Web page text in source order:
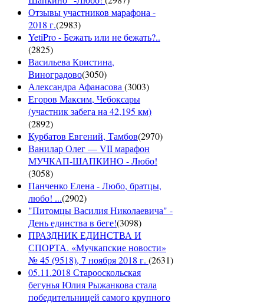
Отзывы участников марафона -
2018 г.(2983)
YetiPro - Бежать или не бежать?..
(2825)
Васильева Кристина,
Виноградово(3050)
Александра Афанасова(3003)
Егоров Максим, Чебоксары
(участник забега на 42,195 км)
(2892)
Курбатов Евгений, Тамбов(2970)
Ванилар Олег — VII марафон
МУЧКАП-ШАПКИНО - Любо!
(3058)
Панченко Елена - Любо, братцы,
любо! ...(2902)
"Питомцы Василия Николаевича" -
День единства в беге!(3098)
ПРАЗДНИК ЕДИНСТВА И
СПОРТА. «Мучкапские новости»
№ 45 (9518), 7 ноября 2018 г. (2631)
05.11.2018 Старооскольская
бегунья Юлия Рыжанкова стала
победительницей самого крупного